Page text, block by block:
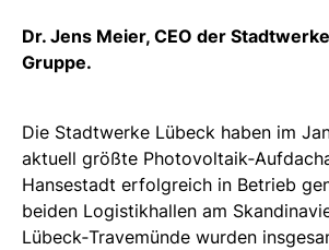
Dr. Jens Meier, CEO der
Gruppe.
Die Stadtwerke Lübeck haben im
aktuell größte
Hansestadt erfolgreich in Betrieb
beiden Logistikhallen am
Lübeck‑Travemünde wurden